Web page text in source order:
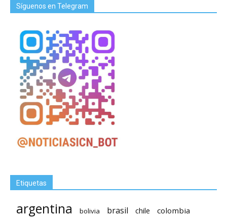
Síguenos en Telegram
Etiquetas
argentina bolivia brasil chile colombia